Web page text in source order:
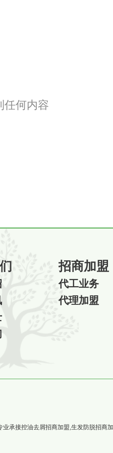
任何内容
招商加盟
代工业务
代理加盟
承接控油去屑招商加盟,生发防脱招商